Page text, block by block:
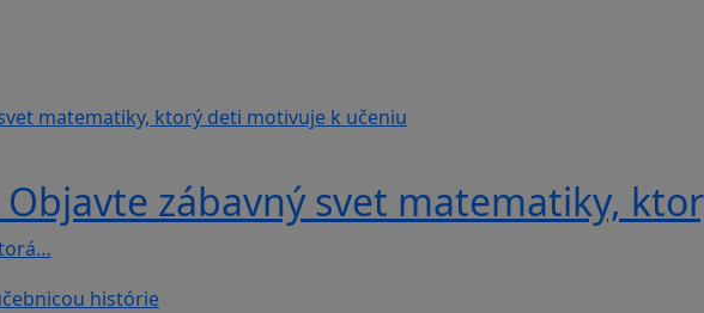
zábavný svet matematiky,